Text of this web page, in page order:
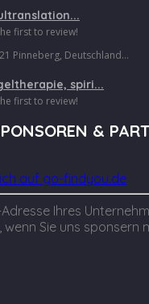
first to review!
Pinneberg, Deutschland...
spiri...
first to review!
&
auf go-findyou.de
Ihres
wenn Sie uns sponsern